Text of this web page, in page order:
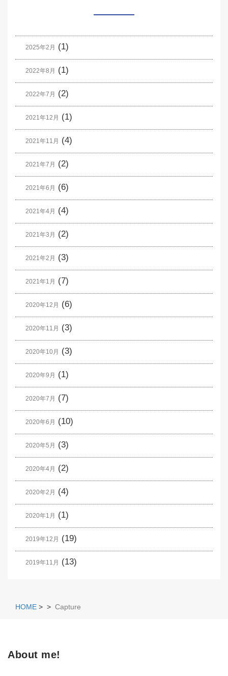
2025年2月 (1)
2022年8月 (1)
2022年7月 (2)
2021年12月 (1)
2021年11月 (4)
2021年7月 (2)
2021年6月 (6)
2021年4月 (4)
2021年3月 (2)
2021年2月 (3)
2021年1月 (7)
2020年12月 (6)
2020年11月 (3)
2020年10月 (3)
2020年9月 (1)
2020年7月 (7)
2020年6月 (10)
2020年5月 (3)
2020年4月 (2)
2020年2月 (4)
2020年1月 (1)
2019年12月 (19)
2019年11月 (13)
HOME > > Capture
About me!